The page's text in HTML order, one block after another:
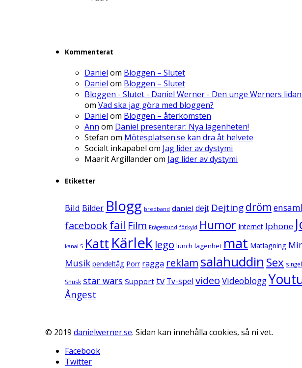
Kommenterat
Daniel om Bloggen – Slutet
Daniel om Bloggen – Slutet
Bloggen - Slutet - Daniel Werner - Den unge Werners
om Vad ska jag göra med bloggen?
Daniel om Bloggen – återkomsten
Ann om Daniel presenterar: Nya lägenheten!
Stefan om Mötesplatsen.se kan dra åt helvete
Socialt inkapabel om Jag lider av dystymi
Maarit Argillanderom Jag lider av dystymi
Etiketter
Bild Bilder Blogg bredband daniel dejt Dejtingdröm
facebookfail Film Frågestund förkyld Humor Internet Iphone
kanal 5 Katt Kärlek lego lunch lägenhet mat Matlagning
Musik pendeltåg Porr ragga reklam salahuddin Sex singel
Snusk star wars Support tv Tv-spel video Videoblogg
Ångest
© 2019 danielwerner.se. Sidan kan innehålla cookies, så ni vet.
Facebook
Twitter